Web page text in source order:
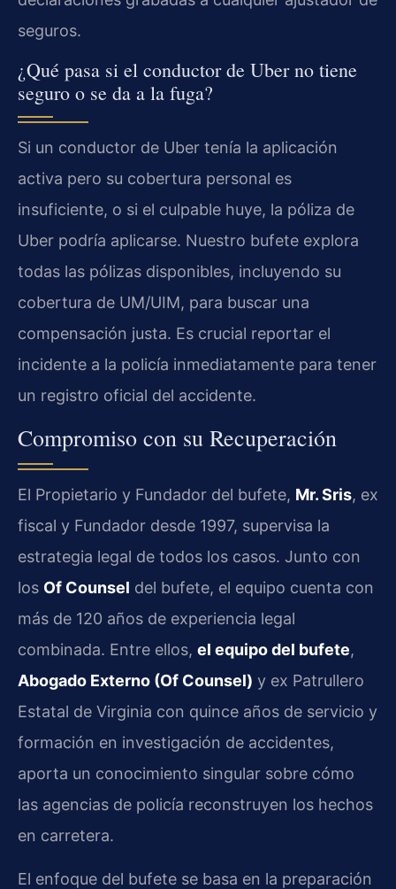
seguros.
¿Qué pasa si el conductor de Uber no tiene
seguro o se da a la fuga?
Si un conductor de Uber tenía la aplicación
activa pero su cobertura personal es
insuficiente, o si el culpable huye, la póliza de
Uber podría aplicarse. Nuestro bufete explora
todas las pólizas disponibles, incluyendo su
cobertura de UM/UIM, para buscar una
compensación justa. Es crucial reportar el
incidente a la policía inmediatamente para tener
un registro oficial del accidente.
Compromiso con su Recuperación
El Propietario y Fundador del bufete, Mr. Sris, ex
fiscal y Fundador desde 1997, supervisa la
estrategia legal de todos los casos. Junto con
los Of Counsel del bufete, el equipo cuenta con
más de 120 años de experiencia legal
combinada. Entre ellos, el equipo del bufete,
Abogado Externo (Of Counsel) y ex Patrullero
Estatal de Virginia con quince años de servicio y
formación en investigación de accidentes,
aporta un conocimiento singular sobre cómo
las agencias de policía reconstruyen los hechos
en carretera.
El enfoque del bufete se basa en la preparación